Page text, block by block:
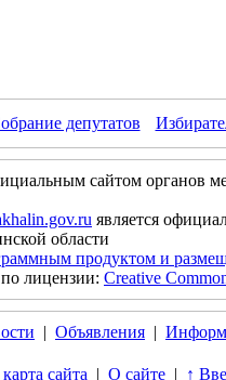
депутатов
сайтом органов
является
области
продуктом и
лицензии: Creative
| Объявления |
сайта | О сайте | ↑